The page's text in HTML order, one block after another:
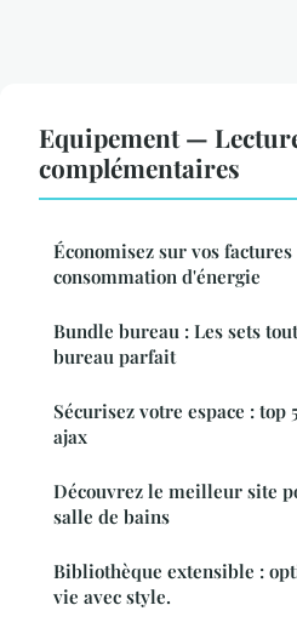
Equipement —
complémentaires
Économisez sur vos
consommation d'énergie
Bundle bureau : Les sets
bureau parfait
Sécurisez votre espace : top
ajax
Découvrez le meilleur site
salle de bains
Bibliothèque extensible :
vie avec style.